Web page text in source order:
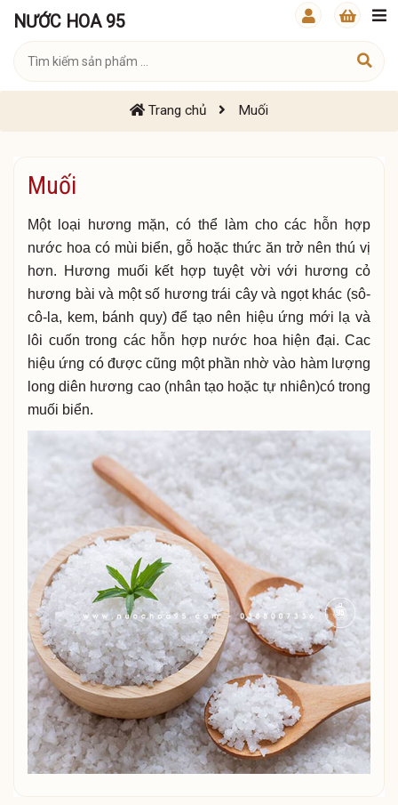
NƯỚC HOA 95
Trang chủ Muối
Muối
Một loại hương mặn, có thể làm cho các hỗn hợp
nước hoa có mùi biển, gỗ hoặc thức ăn trở nên thú vị
hơn. Hương muối kết hợp tuyệt vời với hương cỏ
hương bài và một số hương trái cây và ngọt khác (sô-
cô-la, kem, bánh quy) để tạo nên hiệu ứng mới lạ và
lôi cuốn trong các hỗn hợp nước hoa hiện đại. Cac
hiệu ứng có được cũng một phần nhờ vào hàm lượng
long diên hương cao (nhân tạo hoặc tự nhiên)có trong
muối biển.